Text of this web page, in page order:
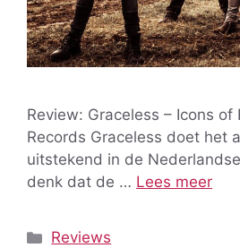
Review: Graceless – Icons of
Records Graceless doet het
uitstekend in de
denk dat de … Lees meer
Categorieën
Reviews